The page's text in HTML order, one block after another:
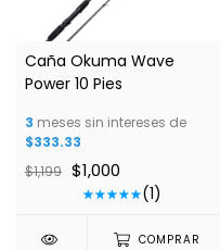
1/ 4
Caña Okuma Wave
Power 10 Pies
3 meses sin intereses de
$333.33
$1,199 $1,000
(1)
COMPRAR